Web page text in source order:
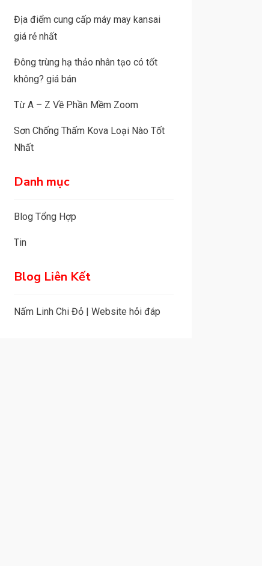
Địa điểm cung cấp máy may kansai
giá rẻ nhất
Đông trùng hạ thảo nhân tạo có tốt
không? giá bán
Từ A – Z Về Phần Mềm Zoom
Sơn Chống Thấm Kova Loại Nào Tốt
Nhất
Danh mục
Blog Tổng Hợp
Tin
Blog Liên Kết
Nấm Linh Chi Đỏ| Website hỏi đáp